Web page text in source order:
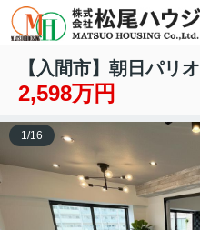
【入間市】朝日パリオ
2,598万円
1/16